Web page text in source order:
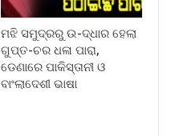
ମଝି ସମୁଦ୍ରରୁ ଉ-ଦ୍ଧାର ହେଲା
ଗୁପ୍ତ-ଚର ଧଳା ପାରା,
ଡେଣାରେ ପାକିସ୍ତାନୀ ଓ
ବାଂଲାଦେଶୀ ଭାଷା